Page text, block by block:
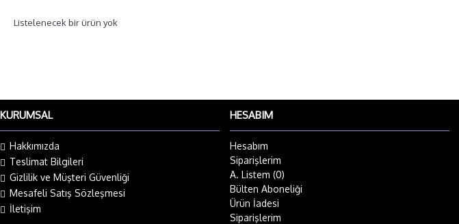
Listelenecek bir ürün yok
KURUMSAL
Hakkımızda
Teslimat Bilgileri
Gizlilik ve Müşteri Güvenliği
Mesafeli Satış Sözleşmesi
İletişim
HESABIM
Hesabım
Siparişlerim
A. Listem (0)
Bülten Aboneliği
Ürün İadesi
Siparişlerim